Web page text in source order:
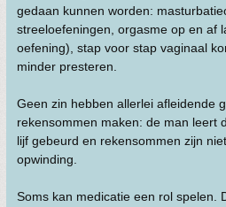
gedaan kunnen worden:
streeloefeningen, orgasme op en af
oefening), stap voor stap vaginaal
minder presteren.
Geen zin hebben allerlei afleidende
rekensommen maken: de man leert
lijf gebeurd en rekensommen zijn
opwinding.
Soms kan medicatie een rol spelen.